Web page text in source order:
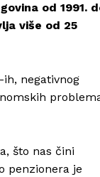
od 1991.
više od 25
negativnog
što nas čini
penzionera je